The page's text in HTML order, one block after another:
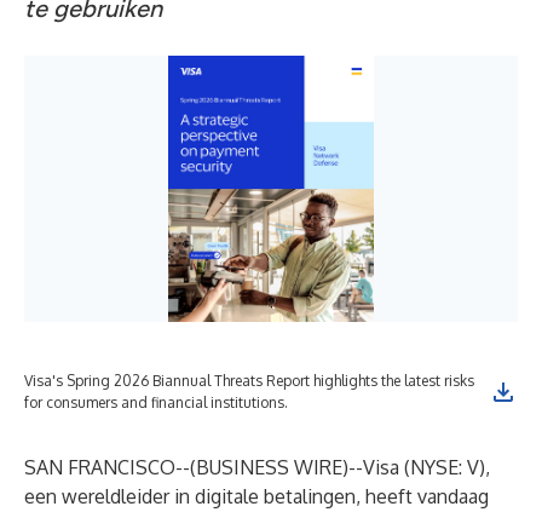
te gebruiken
Visa's Spring 2026 Biannual Threats Report highlights the latest risks
for consumers and financial institutions.
SAN FRANCISCO--(BUSINESS WIRE)--Visa (NYSE: V),
een wereldleider in digitale betalingen, heeft vandaag